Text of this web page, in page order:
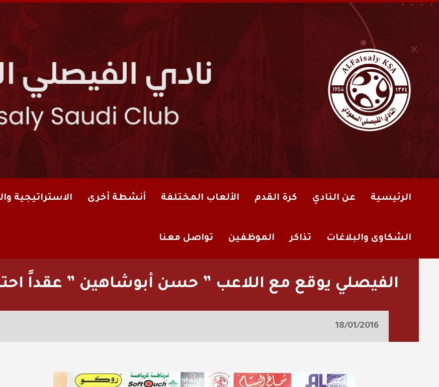
الرئيسية عن النادي كرة القدم الألعاب المختلفة أنشطة أخرى الاستراتيجية
الشكاوى والبلاغات تذاكر الموظفين تواصل معنا
الفيصلي يوقع مع اللاعب ” حسن أبوشاهين ” عقداً
18/01/2016